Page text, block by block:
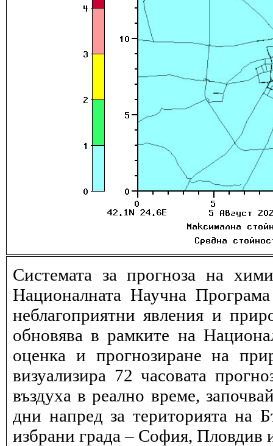
Системата за прогноза на
Националната Научна
неблагоприятни явления и
обновява в рамките на
оценка и прогнозиране на
визуализира 72 часовата
въздуха в реално време,
дни напред за територията на
избрани града – София, Пловдив